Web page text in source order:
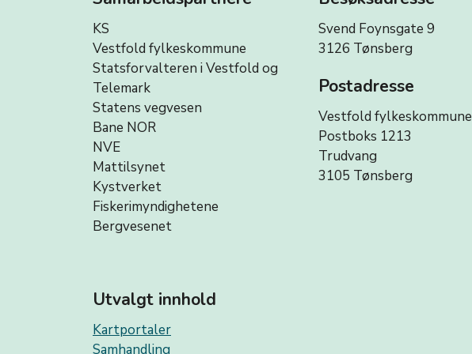
KS
Vestfold fylkeskommune
Statsforvalteren i Vestfold og
Telemark
Statens vegvesen
Bane NOR
NVE
Mattilsynet
Kystverket
Fiskerimyndighetene
Bergvesenet
Utvalgt innhold
Kartportaler
Samhandling
Svend Foynsgate 9
3126 Tønsberg
Postadresse
Vestfold fylkeskommune
Postboks 1213
Trudvang
3105 Tønsberg